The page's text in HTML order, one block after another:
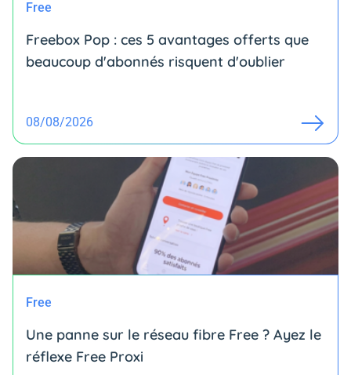
Free
Freebox Pop : ces 5 avantages offerts que
beaucoup d'abonnés risquent d'oublier
08/08/2026
Free
Une panne sur le réseau fibre Free ? Ayez le
réflexe Free Proxi